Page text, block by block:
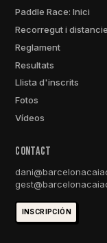
Paddle Race: Inici
Recorregut i
Reglament
Resultats
Llista d'inscrits
Fotos
Vídeos
ConTACt
INSCRIPCIÓN